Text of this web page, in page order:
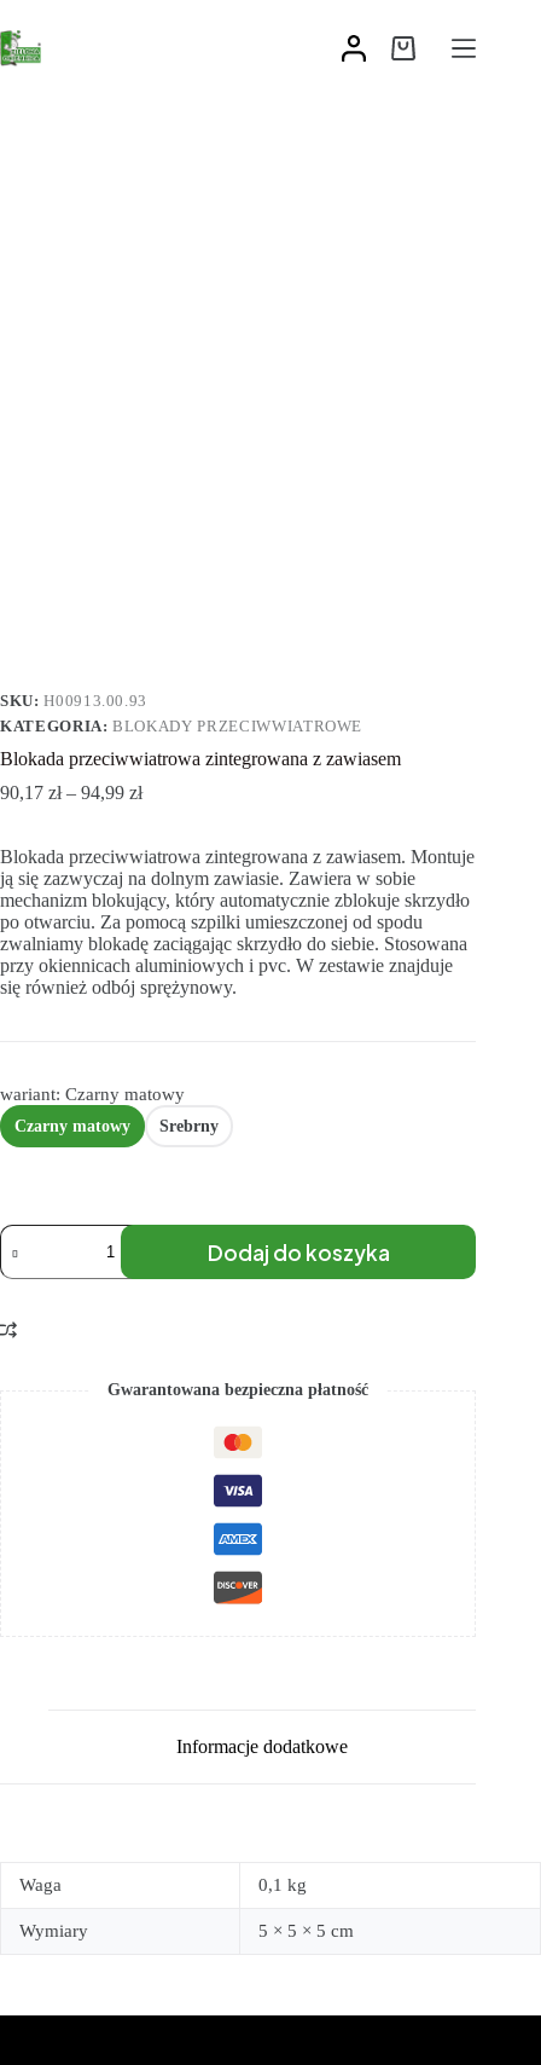
Blokada przeciwwiatrowa zintegrowana z zawiasem
SKU:H00913.00.93
KATEGORIA:BLOKADY PRZECIWWIATROWE
Blokada przeciwwiatrowa zintegrowana z zawiasem
90,17 zł– 94,99 zł
Blokada przeciwwiatrowa zintegrowana z zawiasem. Montuje
ją się zazwyczaj na dolnym zawiasie. Zawiera w sobie
mechanizm blokujący, który automatycznie zblokuje skrzydło
po otwarciu. Za pomocą szpilki umieszczonej od spodu
zwalniamy blokadę zaciągając skrzydło do siebie. Stosowana
przy okiennicach aluminiowych i pvc. W zestawie znajduje
się również odbój sprężynowy.
wariant: Czarny matowy
Czarny matowy Srebrny
Dodaj do koszyka
Gwarantowana bezpieczna płatność
Informacje dodatkowe
Waga 0,1 kg
Wymiary 5 × 5 × 5 cm